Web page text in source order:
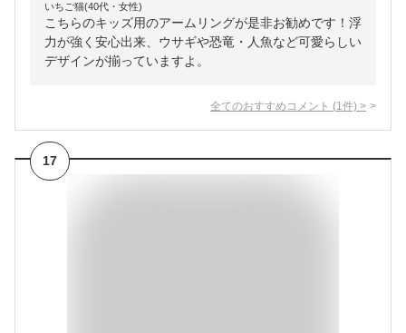
いちご猫(40代・女性)
こちらのキッズ用のアームリングが是非お勧めです！浮
力が強く安心出来、ウサギや恐竜・人魚など可愛らしい
デザインが揃っていますよ。
全てのおすすめコメント (1 件) >
17